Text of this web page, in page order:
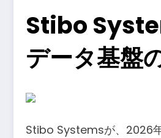
Stibo
データ基盤
Stibo Systemsが、2026